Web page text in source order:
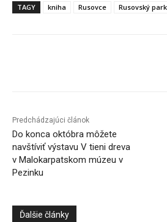
TAGY kniha Rusovce Rusovský park
Predchádzajúci článok
Do konca októbra môžete
navštíviť výstavu V tieni dreva
v Malokarpatskom múzeu v
Pezinku
Ďalšie články